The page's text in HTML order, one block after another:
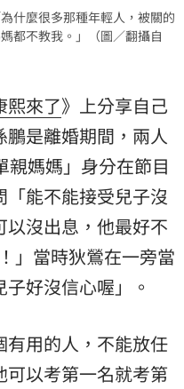
什麼很多那種年輕人，被關的
都不教我。」（圖／翻攝自
熙來了》上分享自己
是離婚期間，兩人
親媽媽」身分在節目
「能不能接受兒子沒
以沒出息，他最好不
」當時狄鶯在一旁當
好沒信心喔」。
用的人，不能放任
以考第一名就考第